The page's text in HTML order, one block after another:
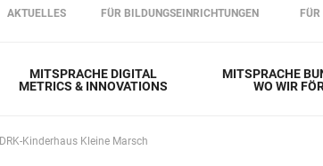
Direkt zum Inhalt
AKTUELLES FÜR BILDUNGSEINRICHTUNGEN
MITSPRACHE DIGITAL
METRICS & INNOVATIONS
MITSPRACHE
WO WIR
DRK-Kinderhaus Kleine Marsch